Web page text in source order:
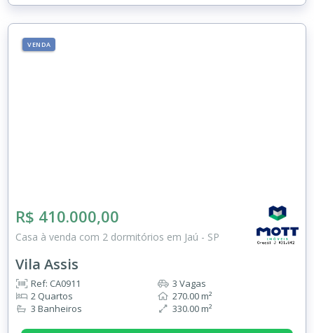
VENDA
R$ 410.000,00
Casa à venda com 2 dormitórios em Jaú - SP
Vila Assis
Ref: CA0911
2 Quartos
3 Banheiros
3 Vagas
270.00 m²
330.00 m²